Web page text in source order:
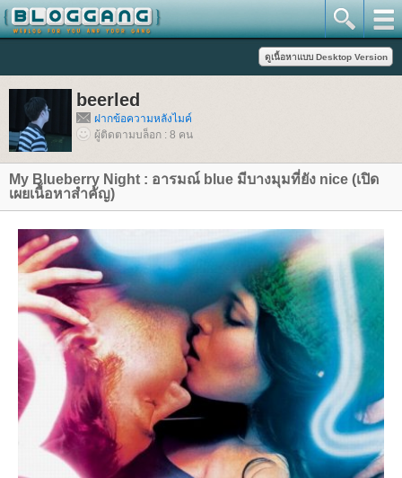
beerled
ฝากข้อความหลังไมค์
ผู้ติดตามบล็อก : 8 คน
My Blueberry Night : อารมณ์ blue มีบางมุมที่ยัง nice (เปิด
เผยเนื้อหาสำคัญ)